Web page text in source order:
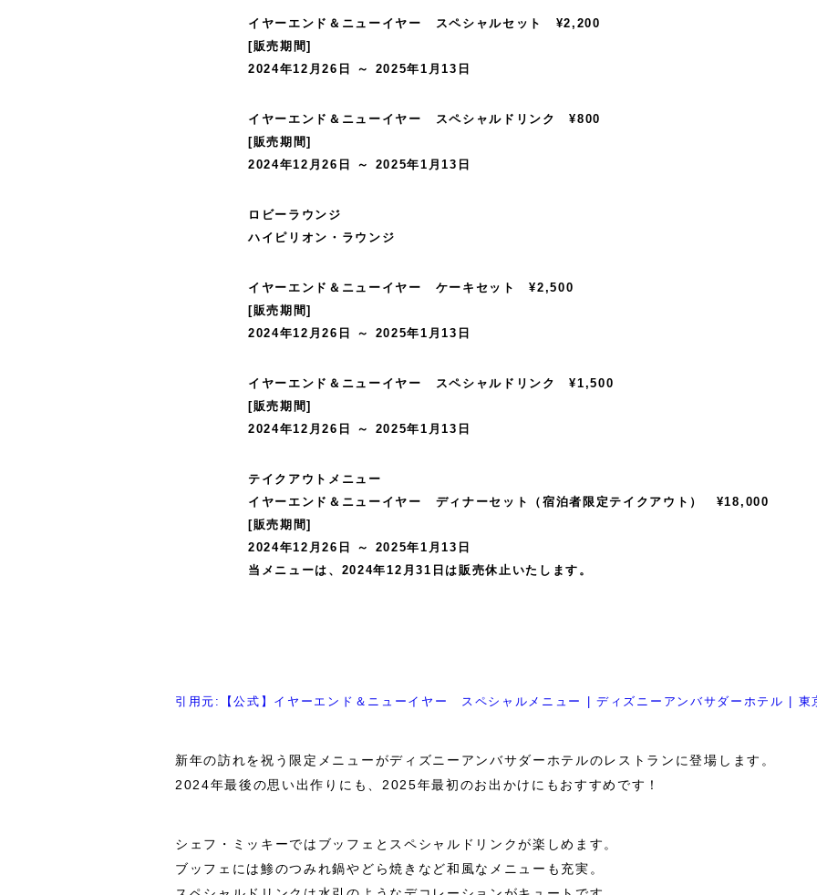
イヤーエンド＆ニューイヤー スペシャルセット ¥2,200
[販売期間]
2024年12月26日 ～ 2025年1月13日
イヤーエンド＆ニューイヤー スペシャルドリンク ¥800
[販売期間]
2024年12月26日 ～ 2025年1月13日
ロビーラウンジ
ハイピリオン・ラウンジ
イヤーエンド＆ニューイヤー ケーキセット ¥2,500
[販売期間]
2024年12月26日 ～ 2025年1月13日
イヤーエンド＆ニューイヤー スペシャルドリンク ¥1,500
[販売期間]
2024年12月26日 ～ 2025年1月13日
テイクアウトメニュー
イヤーエンド＆ニューイヤー ディナーセット（宿泊者限定テイクアウト） ¥18,000
[販売期間]
2024年12月26日 ～ 2025年1月13日
当メニューは、2024年12月31日は販売休止いたします。
引用元:【公式】イヤーエンド＆ニューイヤー スペシャルメニュー | ディズニーアンバサダーホテル | 東
新年の訪れを祝う限定メニューがディズニーアンバサダーホテルのレストランに登場します。
2024年最後の思い出作りにも、2025年最初のお出かけにもおすすめです！
シェフ・ミッキーではブッフェとスペシャルドリンクが楽しめます。
ブッフェには鯵のつみれ鍋やどら焼きなど和風なメニューも充実。